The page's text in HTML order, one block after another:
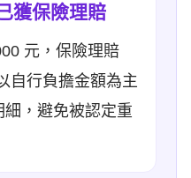
獲保險理賠
元，保險理賠
自行負擔金額為主
，避免被認定重